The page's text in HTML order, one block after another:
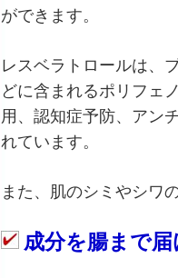
ができます。
レスベラトロールは、
どに含まれるポリフェ
用、認知症予防、アン
れています。
また、肌のシミやシワ
成分を腸まで